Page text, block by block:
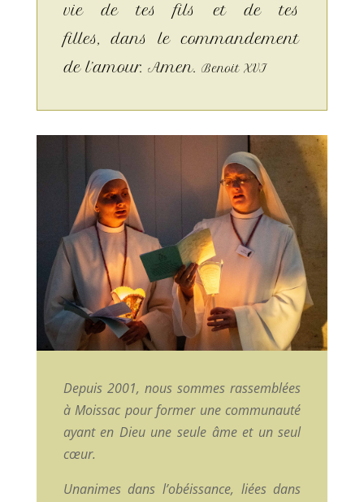
vie de tes fils et de tes
filles, dans le commandement
de l’amour. Amen. Benoit XVI
Depuis 2001, nous sommes rassemblées
à Moissac pour former une communauté
ayant en Dieu une seule âme et un seul
cœur.
Unanimes dans l’obéissance, liées dans